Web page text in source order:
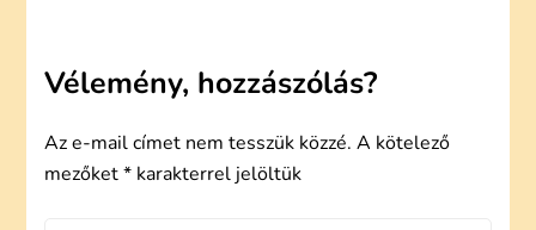
Vélemény, hozzászólás?
Az e-mail címet nem tesszük közzé. A kötelező
mezőket* karakterrel jelöltük